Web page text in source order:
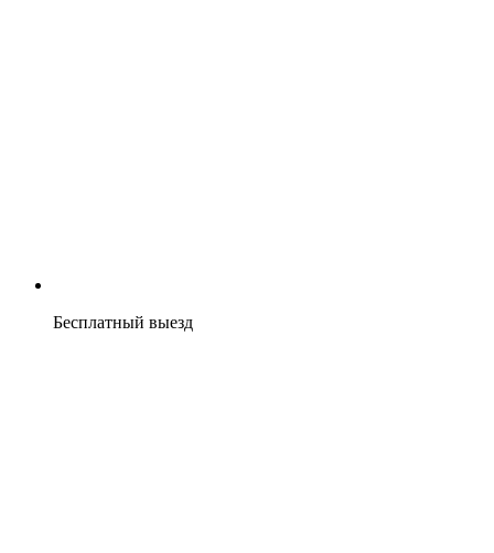
Бесплатный выезд